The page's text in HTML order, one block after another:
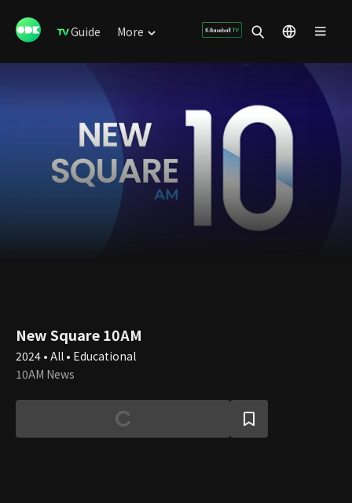
Guide More
New Square 10AM
2024 • All • Educational
10AM News